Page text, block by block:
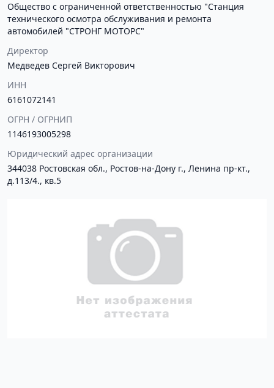
Общество с ограниченной ответственностью "Станция
технического осмотра обслуживания и ремонта
автомобилей "СТРОНГ МОТОРС"
Директор
Медведев Сергей Викторович
ИНН
6161072141
ОГРН / ОГРНИП
1146193005298
Юридический адрес организации
344038 Ростовская обл., Ростов-на-Дону г., Ленина пр-кт.,
д.113/4., кв.5